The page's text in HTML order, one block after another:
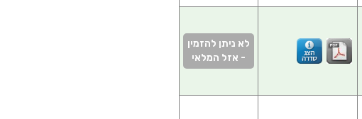
לא ניתן להזמין
- אזל המלאי